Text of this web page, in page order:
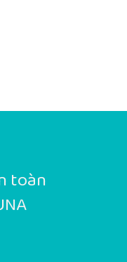
toàn